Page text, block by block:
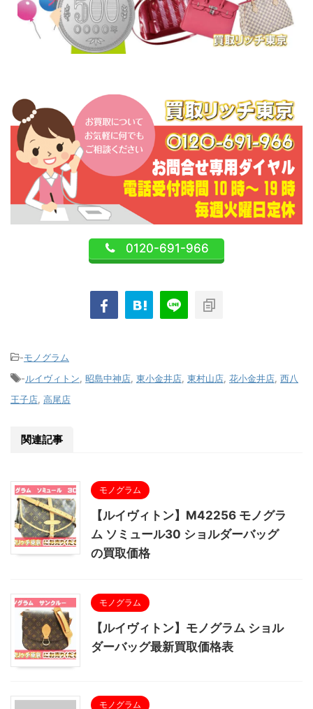
0120-691-966
-モノグラム
-ルイヴィトン 昭島中神店 東小金井店 東村山店 花小金井店 西八
王子店 高尾店
関連記事
モノグラム
【ルイヴィトン】M42256 モノグラ
ム ソミュール30 ショルダーバッグ
の買取価格
モノグラム
【ルイヴィトン】モノグラム ショル
ダーバッグ最新買取価格表
モノグラム